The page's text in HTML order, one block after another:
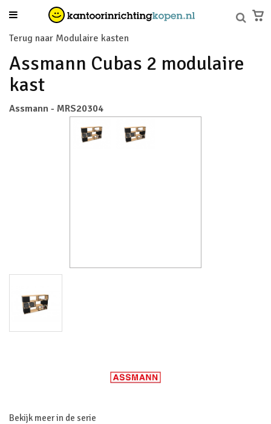
Terug naar Modulaire kasten
Assmann Cubas 2 modulaire
kast
Assmann - MRS20304
Bekijk meer in de serie